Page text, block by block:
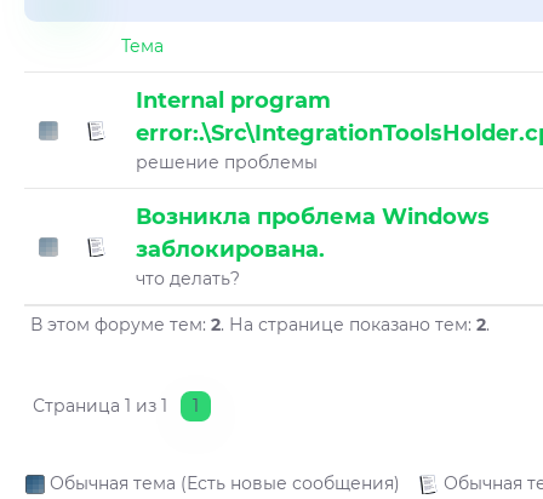
Тема
Internal program
решение проблемы
Возникла проблема Windows
заблокирована.
что делать?
В этом форуме тем: 2. На странице показано тем: 2.
Страница 1 из 1 1
Обычная тема (Есть новые сообщения)
Обычная